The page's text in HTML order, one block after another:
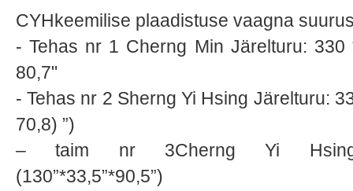
CYHkeemilise plaadistuse vaagna
- Tehas nr 1 Cherng Min Järelturu:
80,7"
- Tehas nr 2 Sherng Yi Hsing Järelturu:
70,8) ”)
– taim nr 3Cherng Yi
(130”*33,5”*90,5”)